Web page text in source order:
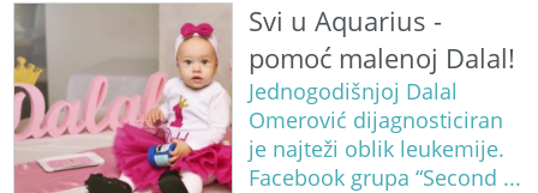
Svi u Aquarius -
pomoć malenoj Dalal!
Jednogodišnjoj Dalal
Omerović dijagnosticiran
je najteži oblik leukemije.
Facebook grupa “Second ...